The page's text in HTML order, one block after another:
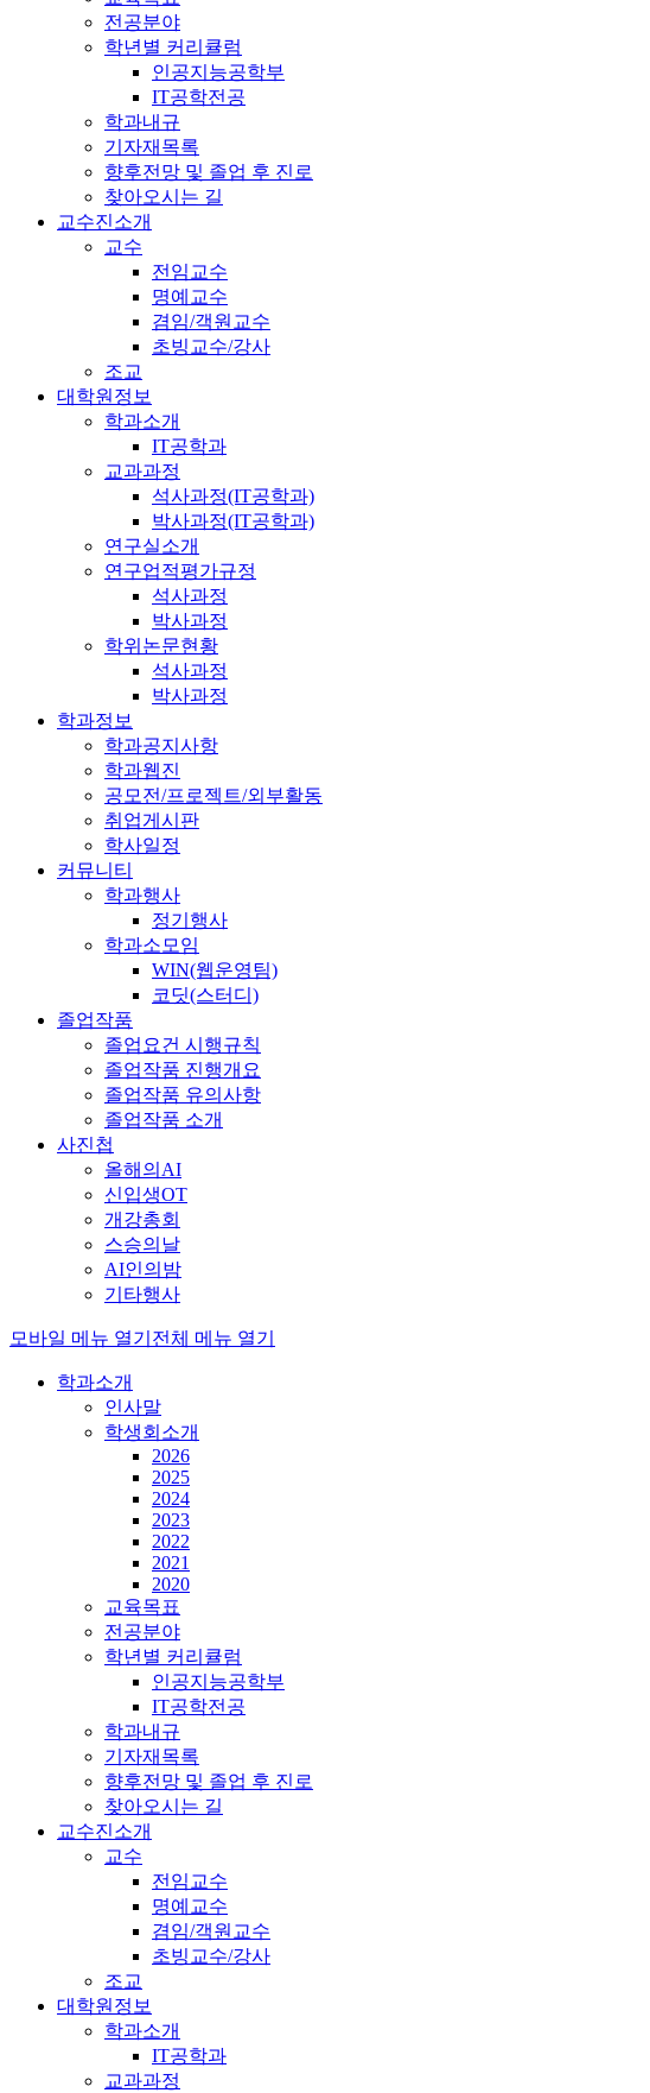
전공분야
학년별 커리큘럼
인공지능공학부
IT공학전공
학과내규
기자재목록
향후전망 및 졸업 후 진로
찾아오시는 길
교수진소개
교수
전임교수
명예교수
겸임/객원교수
초빙교수/강사
조교
대학원정보
학과소개
IT공학과
교과과정
석사과정(IT공학과)
박사과정(IT공학과)
연구실소개
연구업적평가규정
석사과정
박사과정
학위논문현황
석사과정
박사과정
학과정보
학과공지사항
학과웹진
공모전/프로젝트/외부활동
취업게시판
학사일정
커뮤니티
학과행사
정기행사
학과소모임
WIN(웹운영팀)
코딧(스터디)
졸업작품
졸업요건 시행규칙
졸업작품 진행개요
졸업작품 유의사항
졸업작품 소개
사진첩
올해의AI
신입생OT
개강총회
스승의날
AI인의밤
기타행사
모바일 메뉴 열기 전체 메뉴 열기
학과소개
인사말
학생회소개
2026
2025
2024
2023
2022
2021
2020
교육목표
전공분야
학년별 커리큘럼
인공지능공학부
IT공학전공
학과내규
기자재목록
향후전망 및 졸업 후 진로
찾아오시는 길
교수진소개
교수
전임교수
명예교수
겸임/객원교수
초빙교수/강사
조교
대학원정보
학과소개
IT공학과
교과과정